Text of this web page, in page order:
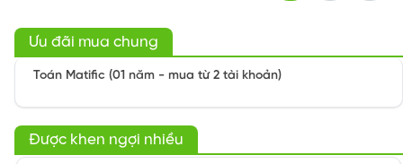
Ưu đãi mua chung
Toán Matific (01 năm - mua từ 2 tài khoản)
Được khen ngợi nhiều